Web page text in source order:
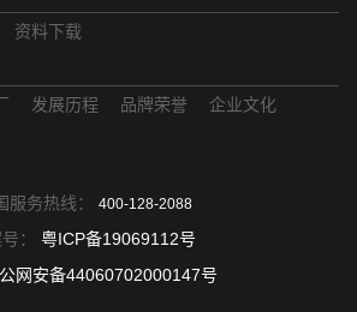
资料下载
发展历程 品牌荣誉
企业文化
服务热线： 400-128-2088
： 粤ICP备19069112号
网安备44060702000147号